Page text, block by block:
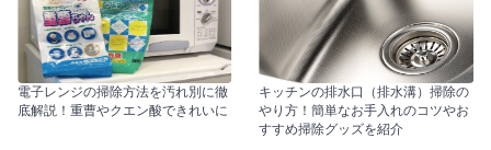
電子レンジの掃除方法を汚れ別に徹
底解説！重曹やクエン酸できれいに
キッチンの排水口（排水溝）掃除の
やり方！簡単なお手入れのコツやお
すすめ掃除グッズを紹介